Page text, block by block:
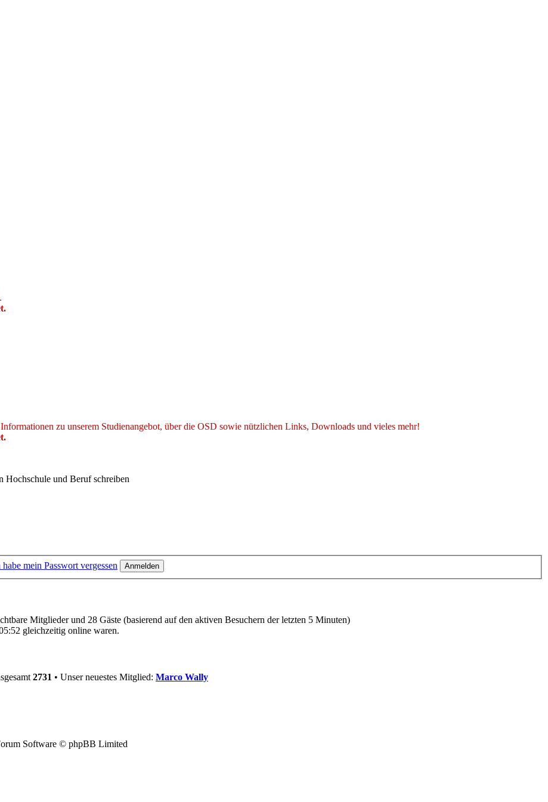
zu unserem Studienangebot, über die OSD sowie nützlichen Links, Downloads und vieles mehr!
Hochschule und Beruf schreiben
habe mein Passwort vergessen
Mitglieder und 28 Gäste (basierend auf den aktiven Besuchern der letzten 5 Minuten)
gleichzeitig online waren.
2731 • Unser neuestes Mitglied: Marco Wally
Software © phpBB Limited